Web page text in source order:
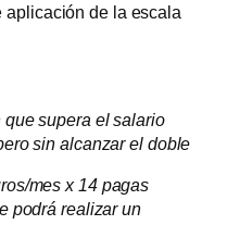
de la escala
supera el salario
sin alcanzar el doble
mes x 14 pagas
podrá realizar un